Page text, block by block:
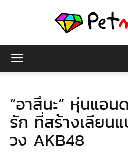
มายา
“อาสึนะ” หุ่นแอ
รัก ที่สร้างเลียน
วง AKB48